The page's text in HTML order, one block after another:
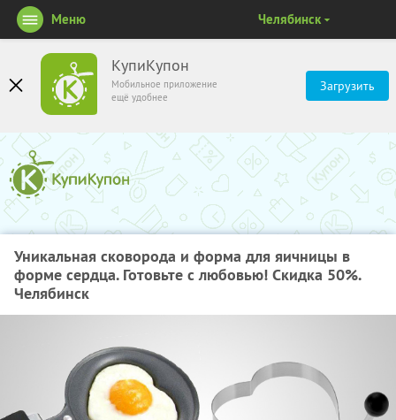
КупиКупон
Мобильное приложение
ещё удобнее
Загрузить
Меню Челябинск
Уникальная сковорода и форма для яичницы в
форме сердца. Готовьте с любовью! Скидка 50%.
Челябинск